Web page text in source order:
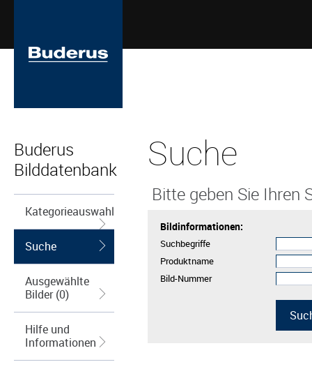
Buderus
Bilddatenbank
Kategorieauswahl
Suche
Ausgewählte
Bilder (0)
Hilfe und
Informationen
Suche
Bitte geben Sie Ihren
Bildinformationen:
Suchbegriffe
Produktname
Bild-Nummer